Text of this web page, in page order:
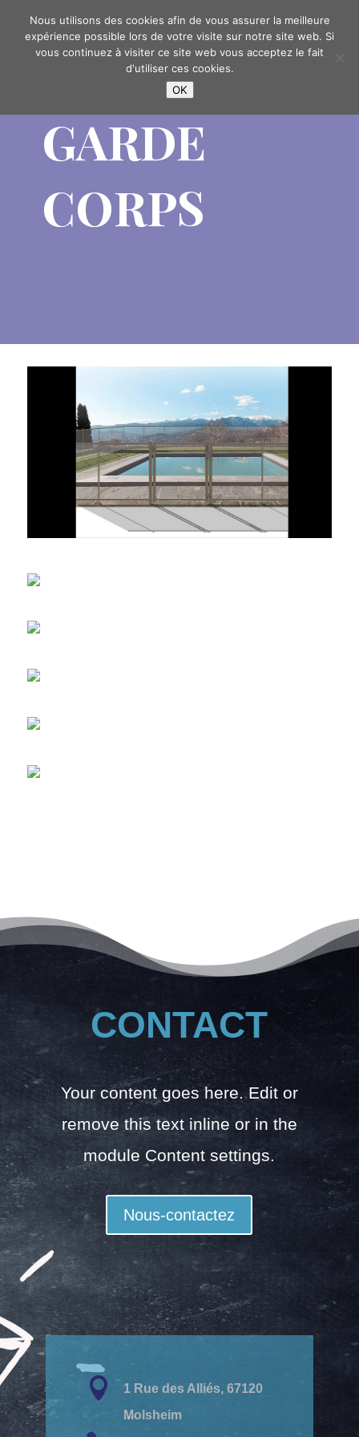
06 56 79 66 29
GARDE
CORPS
CONTACT
Your content goes here. Edit or
remove this text inline or in the
module Content settings.
Nous-contactez

1 Rue des Alliés, 67120
Molsheim
Nous utilisons des cookies afin de vous assurer la meilleure
expérience possible lors de votre visite sur notre site web. Si
vous continuez à visiter ce site web vous acceptez le fait
d'utiliser ces cookies.
OK